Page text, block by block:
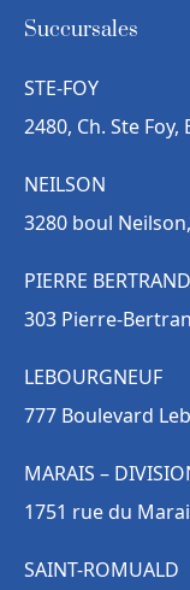
Succursales
STE-FOY
2480, Ch. Ste Foy,
NEILSON
3280 boul
PIERRE BERTRAND
303 Pierre-
LEBOURGNEUF
777 Boulevard
MARAIS –
1751 rue du
SAINT-ROMUALD